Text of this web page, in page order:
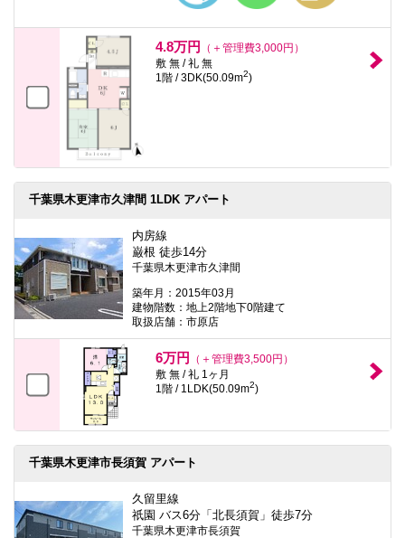
4.8万円
（＋管理費3,000円）
敷 無 / 礼 無
1階 / 3DK(50.09m2)
千葉県木更津市久津間 1LDK アパート
内房線
巌根 徒歩14分
千葉県木更津市久津間
築年月：2015年03月
建物階数：地上2階地下0階建て
取扱店舗：市原店
6万円
（＋管理費3,500円）
敷 無 / 礼 1ヶ月
1階 / 1LDK(50.09m2)
千葉県木更津市長須賀 アパート
久留里線
祇園 バス6分「北長須賀」徒歩7分
千葉県木更津市長須賀